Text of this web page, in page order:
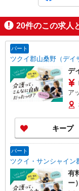
20件のこの求人
パート
ツクイ郡山桑野（デイ
デ
ア
キープ
パート
ツクイ・サンシャイン
有
ー）